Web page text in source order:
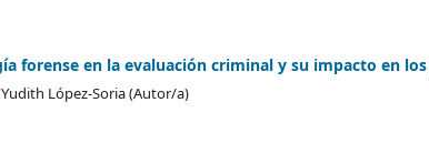
forense en la evaluación criminal y su impacto en
López-Soria (Autor/a)